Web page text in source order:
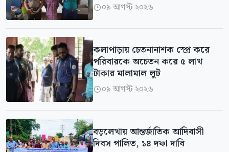
০৯ আগস্ট ২০২৬
কলাপাড়ায় চেতনানাশক স্প্রে করে
পরিবারকে অচেতন করে ৫ লাখ
টাকার মালামাল লুট
০৯ আগস্ট ২০২৬
বড়লেখায় আন্তর্জাতিক আদিবাসী
দিবস পালিত, ১৪ দফা দাবি